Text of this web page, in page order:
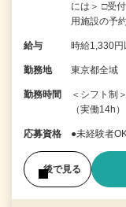
には＞ □受
用施設の予
給与 時給1,330円
勤務地 東京都全域
勤務時間
＜シフト制
（実働14h
応募資格 ●未経験者
後で見る